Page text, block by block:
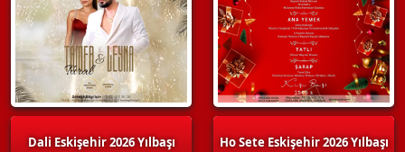
Dali Eskişehir 2026 Yılbaşı Ho Sete Eskişehir 2026 Yılbaşı